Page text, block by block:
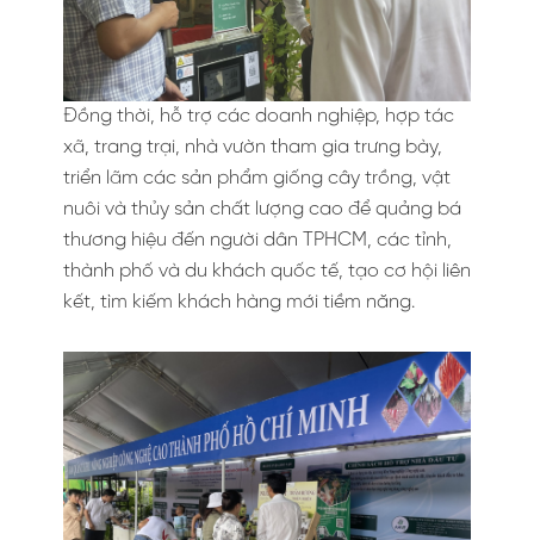
Đồng thời, hỗ trợ các doanh nghiệp, hợp tác
xã, trang trại, nhà vườn tham gia trưng bày,
triển lãm các sản phẩm giống cây trồng, vật
nuôi và thủy sản chất lượng cao để quảng bá
thương hiệu đến người dân TPHCM, các tỉnh,
thành phố và du khách quốc tế, tạo cơ hội liên
kết, tìm kiếm khách hàng mới tiềm năng.